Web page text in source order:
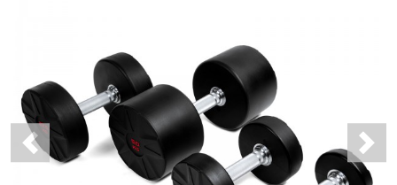
Previous Next